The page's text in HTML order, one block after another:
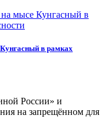
в рамках
России» и
на запрещённом для